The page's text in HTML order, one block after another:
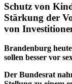
Schutz von
Stärkung der
von
Brandenburg
sollen besser vor
Der Bundesrat